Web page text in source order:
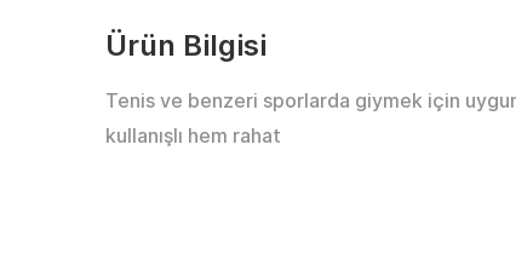
Ürün Bilgisi
Tenis ve benzeri sporlarda giymek için
kullanışlı hem rahat